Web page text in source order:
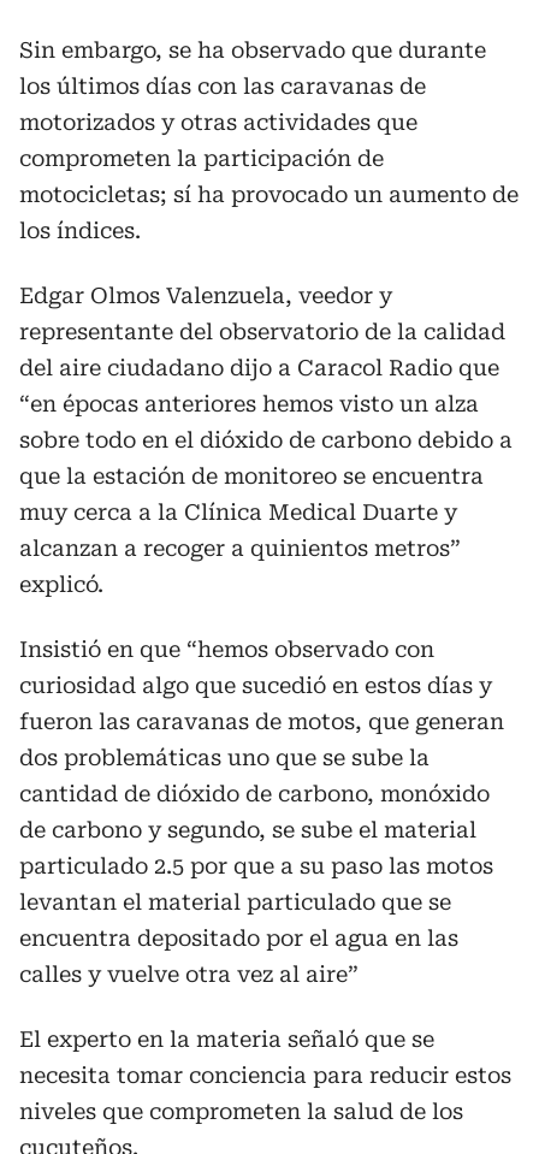
Sin embargo, se ha observado que durante
los últimos días con las caravanas de
motorizados y otras actividades que
comprometen la participación de
motocicletas; sí ha provocado un aumento de
los índices.
Edgar Olmos Valenzuela, veedor y
representante del observatorio de la calidad
del aire ciudadano dijo a Caracol Radio que
“en épocas anteriores hemos visto un alza
sobre todo en el dióxido de carbono debido a
que la estación de monitoreo se encuentra
muy cerca a la Clínica Medical Duarte y
alcanzan a recoger a quinientos metros”
explicó.
Insistió en que “hemos observado con
curiosidad algo que sucedió en estos días y
fueron las caravanas de motos, que generan
dos problemáticas uno que se sube la
cantidad de dióxido de carbono, monóxido
de carbono y segundo, se sube el material
particulado 2.5 por que a su paso las motos
levantan el material particulado que se
encuentra depositado por el agua en las
calles y vuelve otra vez al aire”
El experto en la materia señaló que se
necesita tomar conciencia para reducir estos
niveles que comprometen la salud de los
cucuteños.